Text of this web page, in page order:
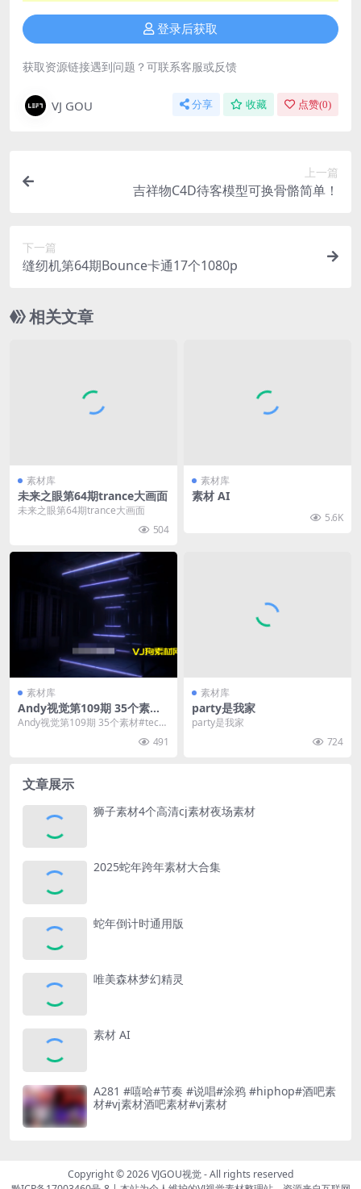
登录后获取
获取资源链接遇到问题？可联系客服或反馈
VJ GOU 分享 收藏 点赞(0)
上一篇
吉祥物C4D待客模型可换骨骼简单！
下一篇
缝纫机第64期Bounce卡通17个1080p
相关文章
素材库
未来之眼第64期trance大画面
未来之眼第64期trance大画面
504
素材库
素材 AI
5.6K
素材库
Andy视觉第109期 35个素材#
techno #暗黑系
Andy视觉第109期 35个素材#tech
491
素材库
party是我家
party是我家
724
文章展示
狮子素材4个高清cj素材夜场素材
2025蛇年跨年素材大合集
蛇年倒计时通用版
唯美森林梦幻精灵
素材 AI
A281 #嘻哈#节奏 #说唱#涂鸦 #hiphop#酒吧素
材#vj素材酒吧素材#vj素材
Copyright © 2026VJGOU视觉- All rights reserved